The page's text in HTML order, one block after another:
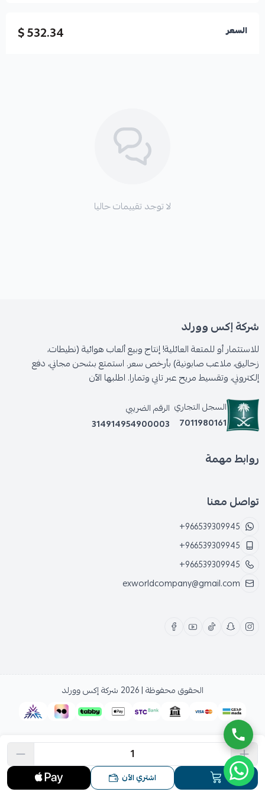
السعر 532.34 $
اشتري الآن
لا توجد تقييمات حاليا
شركة إكس وورلد
للاستثمار أو للمتعة العائلية! إنتاج وبيع ألعاب هوائية (نطيطات،
زحاليق، ملاعب صابونية) بأرخص سعر. استمتع بشحن مجاني، دفع
إلكتروني، وتقسيط مريح عبر تابي وتمارا. اطلبها الآن
السجل التجاري
7011980161
الرقم الضريبي
314914954900003
روابط مهمة
تواصل معنا
+966539309945
+966539309945
+966539309945
exworldcompany@gmail.com
الحقوق محفوظة | 2026 شركة إكس وورلد